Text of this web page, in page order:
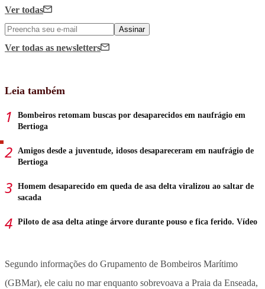
Ver todas
Assinar
Ver todas as newsletters
Leia também
Bombeiros retomam buscas por desaparecidos em naufrágio em
Bertioga
Amigos desde a juventude, idosos desapareceram em naufrágio de
Bertioga
Homem desaparecido em queda de asa delta viralizou ao saltar de
sacada
Piloto de asa delta atinge árvore durante pouso e fica ferido. Vídeo
Segundo informações do Grupamento de Bombeiros Marítimo
(GBMar), ele caiu no mar enquanto sobrevoava a Praia da Enseada,